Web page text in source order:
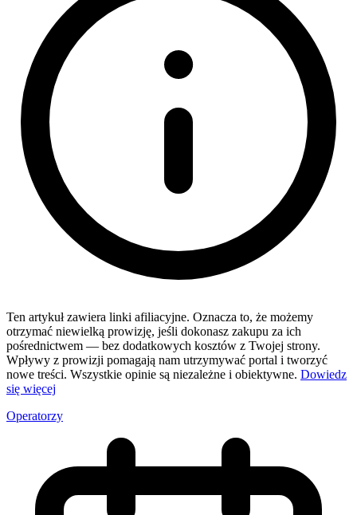
Ten artykuł zawiera linki afiliacyjne. Oznacza to, że możemy
otrzymać niewielką prowizję, jeśli dokonasz zakupu za ich
pośrednictwem — bez dodatkowych kosztów z Twojej strony.
Wpływy z prowizji pomagają nam utrzymywać portal i tworzyć
nowe treści. Wszystkie opinie są niezależne i obiektywne. Dowiedz
się więcej
Operatorzy